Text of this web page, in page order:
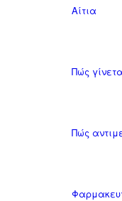
Αίτια
Πώς
Πώς